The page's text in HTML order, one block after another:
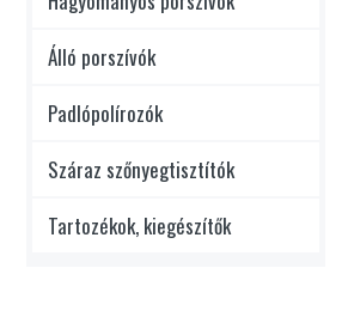
Álló porszívók
Padlópolírozók
Száraz szőnyegtisztítók
Tartozékok, kiegészítők